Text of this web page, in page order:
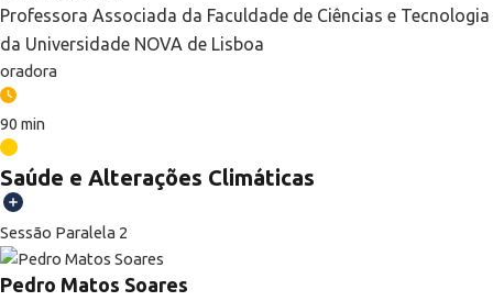
Professora Associada da Faculdade de Ciências e Tecnologia
da Universidade NOVA de Lisboa
oradora
90 min
Saúde e Alterações Climáticas
Sessão Paralela 2
Pedro Matos Soares